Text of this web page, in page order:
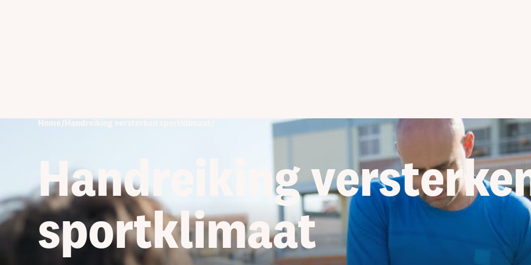
Home/Handreiking versterken sportklimaat
Handreiking
sportklimaat